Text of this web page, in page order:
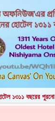
১৩১১ বছরের পুরনো